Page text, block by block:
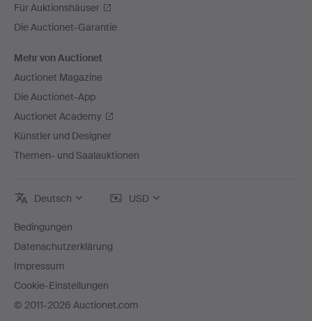
Für Auktionshäuser
Die Auctionet-Garantie
Mehr von Auctionet
Auctionet Magazine
Die Auctionet-App
Auctionet Academy
Künstler und Designer
Themen- und Saalauktionen
Deutsch USD
Bedingungen
Datenschutzerklärung
Impressum
Cookie-Einstellungen
© 2011-2026 Auctionet.com